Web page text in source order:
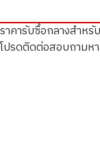
ราคารับซื้อกลางสำหรั
โปรดติดต่อสอบถามห